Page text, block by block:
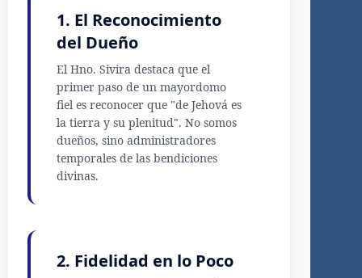
1. El Reconocimiento
del Dueño
El Hno. Sivira destaca que el
primer paso de un mayordomo
fiel es reconocer que "de Jehová es
la tierra y su plenitud". No somos
dueños, sino administradores
temporales de las bendiciones
divinas.
2. Fidelidad en lo Poco